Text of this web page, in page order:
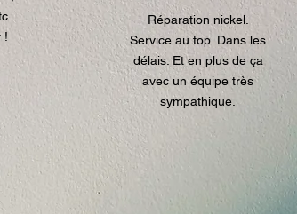
!
Réparation nickel.
Service au top. Dans les
délais. Et en plus de ça
avec un équipe très
sympathique.